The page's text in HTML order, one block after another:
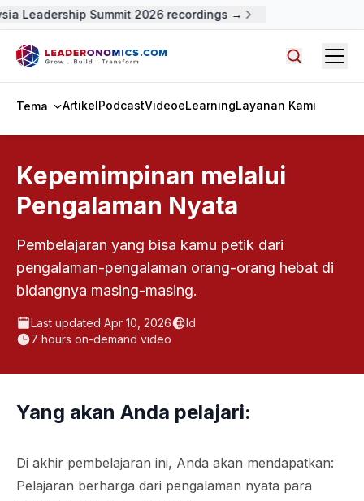
Leadership Summit 2026 recordings →
Tema ArtikelPodcastVideoeLearningLayanan Kami
Kepemimpinan melalui
Pengalaman Nyata
Pembelajaran yang bisa kamu petik dari
pengalaman-pengalaman orang-orang hebat di
bidangnya masing-masing.
Last updated Apr 10, 2026
Id
7 hours on-demand video
Yang akan Anda pelajari:
Di akhir pembelajaran ini, Anda akan mendapatkan:
Pelajaran berharga dari pengalaman nyata para